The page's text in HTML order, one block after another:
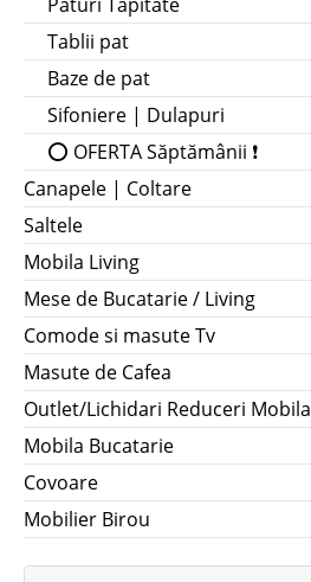
Tablii pat
Baze de pat
Sifoniere | Dulapuri
⭕ OFERTA Săptămânii ❗
Canapele | Coltare
Saltele
Mobila Living
Mese de Bucatarie / Living
Comode si masute Tv
Masute de Cafea
Outlet/Lichidari Reduceri Mobila
Mobila Bucatarie
Covoare
Mobilier Birou